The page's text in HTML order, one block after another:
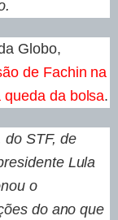
Globo,
de Fachin na
da bolsa.
do STF, de
Lula
o
do ano que